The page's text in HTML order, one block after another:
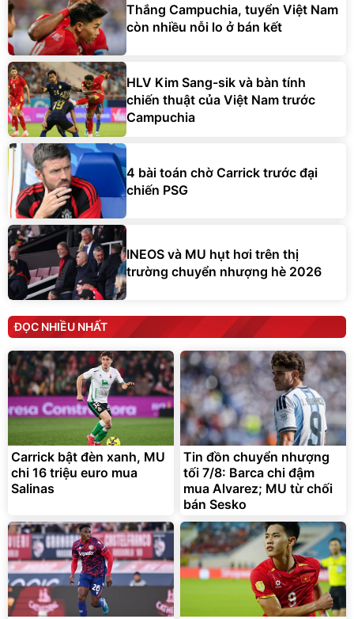
Thắng Campuchia, tuyển Việt Nam
còn nhiều nỗi lo ở bán kết
HLV Kim Sang-sik và bàn tính
chiến thuật của Việt Nam trước
Campuchia
4 bài toán chờ Carrick trước đại
chiến PSG
INEOS và MU hụt hơi trên thị
trường chuyển nhượng hè 2026
ĐỌC NHIỀU NHẤT
Carrick bật đèn xanh, MU
chi 16 triệu euro mua
Salinas
Tin đồn chuyển nhượng
tối 7/8: Barca chi đậm
mua Alvarez; MU từ chối
bán Sesko